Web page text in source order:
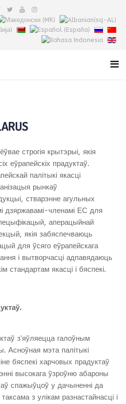
строгія крытэрыі, якія
еўрапейскіх прадуктаў.
палітыкі якасці
рынкаў
стварэнне агульных
дзяржавамі-членамі ЕС для
аперацыйнай
якія забяспечваюць
для ўсяго еўрапейскага
і вытворчасці адпавядаюць
стандартам якасці і бяспекі.
з'яўляецца галоўным
Асноўная мэта палітыкі
бяспекі харчовых прадуктаў
высокага ўзроўню абароны
спажыўцоў у дачыненні да
з улікам разнастайнасці і